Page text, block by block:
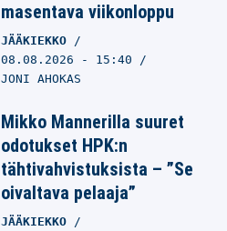
masentava viikonloppu
JÄÄKIEKKO
08.08.2026 - 15:40
JONI AHOKAS
Mikko Mannerilla suuret
odotukset HPK:n
tähtivahvistuksista – ”Se
oivaltava pelaaja”
JÄÄKIEKKO